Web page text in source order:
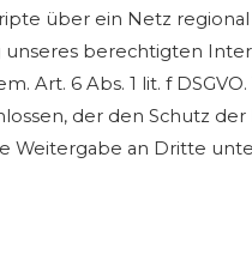
über ein Netz
berechtigten
Art. 6 Abs. 1 lit. f
der den Schutz
Weitergabe an Dritte